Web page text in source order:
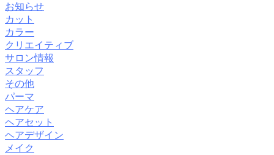
お知らせ
カット
カラー
クリエイティブ
サロン情報
スタッフ
その他
パーマ
ヘアケア
ヘアセット
ヘアデザイン
メイク